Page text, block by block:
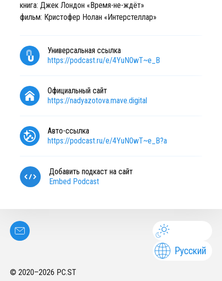
книга: Джек Лондон «Время-не-ждёт»
фильм: Кристофер Нолан «Интерстеллар»
Универсальная ссылка
https://podcast.ru/e/4YuN0wT~e_B
Официальный сайт
https://nadyazotova.mave.digital
Авто-ссылка
https://podcast.ru/e/4YuN0wT~e_B?a
Добавить подкаст на сайт
Embed Podcast
Русский
© 2020–2026 PC.ST